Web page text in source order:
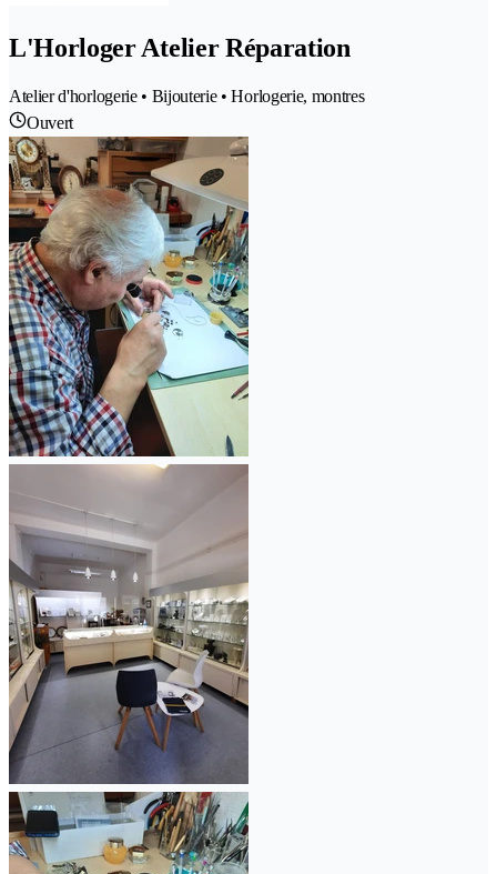
L'Horloger Atelier Réparation
Atelier d'horlogerie • Bijouterie • Horlogerie, montres
Ouvert